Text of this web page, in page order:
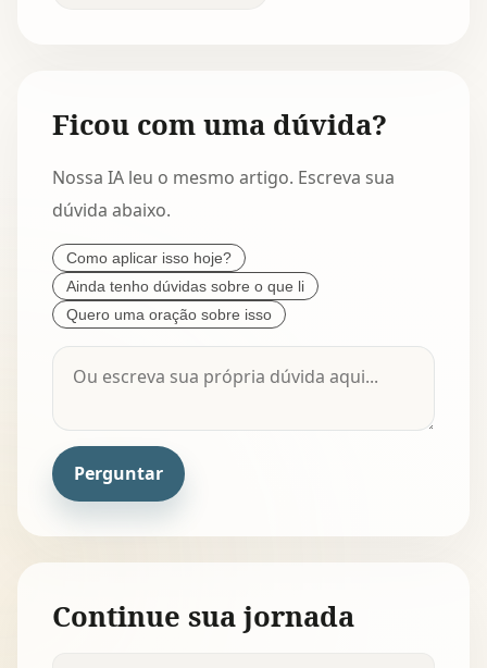
Ficou com uma dúvida?
Nossa IA leu o mesmo artigo. Escreva sua
dúvida abaixo.
Como aplicar isso hoje?
Ainda tenho dúvidas sobre o que li
Quero uma oração sobre isso
Perguntar
Continue sua jornada